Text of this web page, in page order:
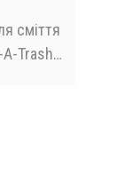
сміття
Trash